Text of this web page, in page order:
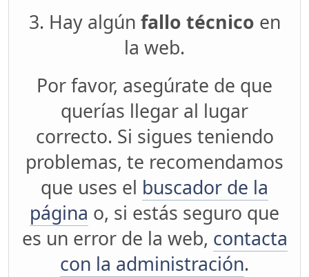
3. Hay algún fallo técnico en
la web.
Por favor, asegúrate de que
querías llegar al lugar
correcto. Si sigues teniendo
problemas, te recomendamos
que uses el buscador de la
página o, si estás seguro que
es un error de la web, contacta
con la administración.